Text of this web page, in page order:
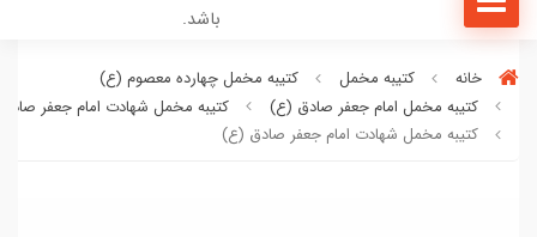
باشد.
خانه کتیبه مخمل
کتیبه مخمل چهارده معصوم (ع)
کتیبه مخمل امام جعفر صادق (ع)
کتیبه مخمل شهادت امام جعفر
کتیبه مخمل شهادت امام جعفر صادق (ع)